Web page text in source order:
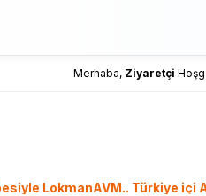
Merhaba, Ziyaretçi
Türkiye içi